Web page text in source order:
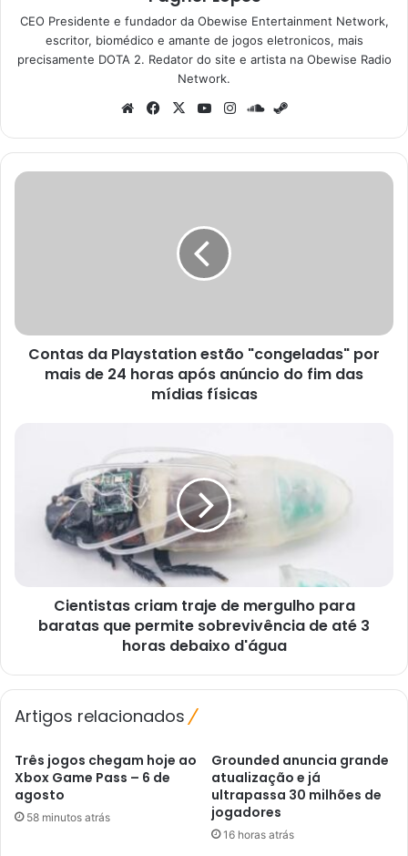
CEO Presidente e fundador da Obewise Entertainment Network,
escritor, biomédico e amante de jogos eletronicos, mais
precisamente DOTA 2. Redator do site e artista na Obewise Radio
Network.
WebsiteFacebook
X YouTubeInstagramSoundCloud
Contas
24
horas
Contas da Playstation estão "congeladas" por
mais de 24 horas após anúncio do fim das
mídias físicas
mergulho
baratas
sobrevivência
horas
d'água
Cientistas criam traje de mergulho para
baratas que permite sobrevivência de até 3
horas debaixo d'água
Artigos relacionados
Três jogos chegam hoje ao
Xbox Game Pass – 6 de
agosto
58 minutos atrás
Grounded anuncia grande
atualização e já
ultrapassa 30 milhões de
jogadores
16 horas atrás